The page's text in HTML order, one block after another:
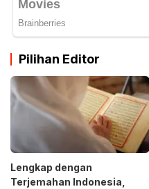
Pilihan Editor
Lengkap dengan
Terjemahan Indonesia,